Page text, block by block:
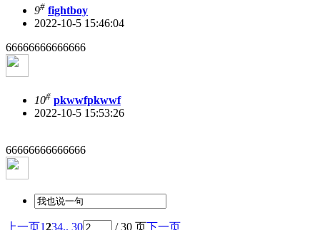
9# fightboy
2022-10-5 15:46:04
66666666666666
10# pkwwfpkwwf
2022-10-5 15:53:26
66666666666666
上一页 1 234.. 30 / 30 页 下一页